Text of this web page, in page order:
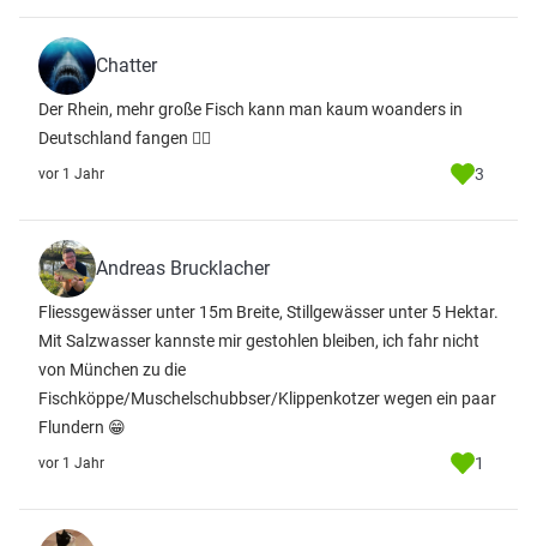
Chatter
Der Rhein, mehr große Fisch kann man kaum woanders in
Deutschland fangen 🤷‍♂️
vor 1 Jahr 3
Andreas Brucklacher
Fliessgewässer unter 15m Breite, Stillgewässer unter 5 Hektar.
Mit Salzwasser kannste mir gestohlen bleiben, ich fahr nicht
von München zu die
Fischköppe/Muschelschubbser/Klippenkotzer wegen ein paar
Flundern 😁
vor 1 Jahr 1